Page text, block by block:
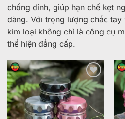
chống dính, giúp hạn chế kẹt
dàng. Với trọng lượng chắc tay
kim loại không chỉ là công cụ
thể hiện đẳng cấp.
Add to
wishlist